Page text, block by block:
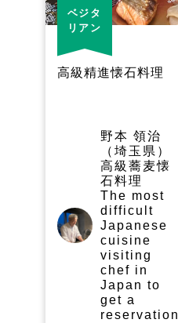
ベジタ
リアン
高級精進懐石料理
野本 領治
（埼玉県）
高級蕎麦懐
石料理
The most
difficult
Japanese
cuisine
visiting
chef in
Japan to
get a
reservation